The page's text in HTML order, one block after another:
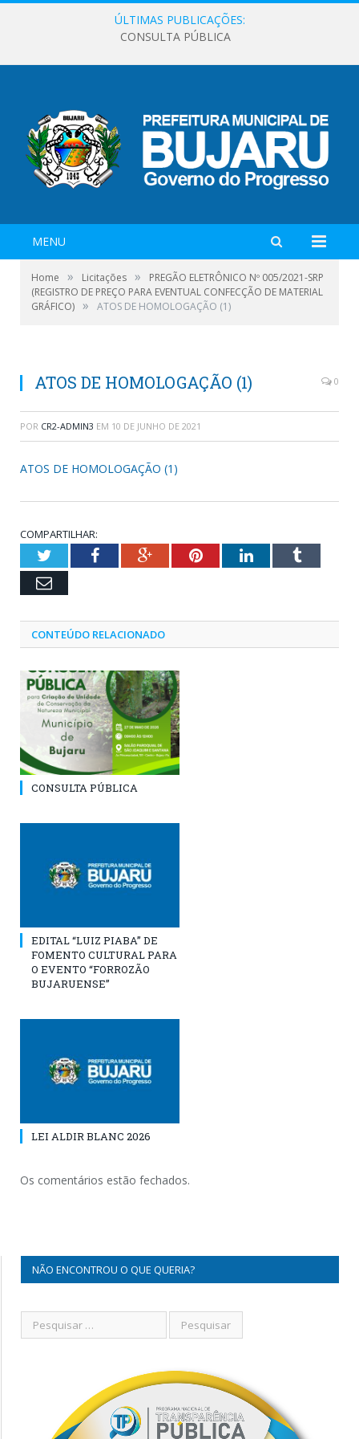
ÚLTIMAS PUBLICAÇÕES:
CONSULTA PÚBLICA
MENU
Home » Licitações »
PREGÃO ELETRÔNICO Nº 005/2021-SRP
(REGISTRO DE PREÇO PARA EVENTUAL CONFECÇÃO DE MATERIAL
GRÁFICO) » ATOS DE HOMOLOGAÇÃO (1)
ATOS DE HOMOLOGAÇÃO (1) 0
POR CR2-ADMIN3 EM 10 DE JUNHO DE 2021
ATOS DE HOMOLOGAÇÃO (1)
COMPARTILHAR:
TwitterFacebookGoogle+PinterestLinkedInTumblr
Email
CONTEÚDO RELACIONADO
CONSULTA PÚBLICA
EDITAL “LUIZ PIABA” DE
FOMENTO CULTURAL PARA
O EVENTO “FORROZÃO
BUJARUENSE”
LEI ALDIR BLANC 2026
Os comentários estão fechados.
NÃO ENCONTROU O QUE QUERIA?